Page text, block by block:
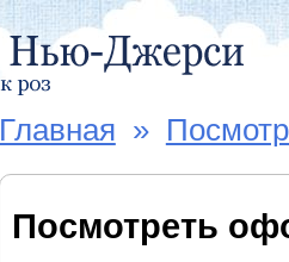
Главная »
Посмотреть